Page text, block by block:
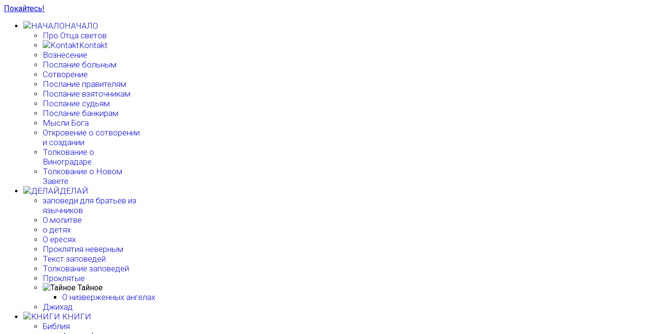
Покайтесь!
НАЧАЛО
Про Отца светов
Kontakt
Вознесение
Послание больным
Сотворение
Послание правителям
Послание взяточникам
Послание судьям
Послание банкирам
Мысли Бога
Откровение о сотворении
и создании
Толкование о
Виноградаре
Толкование о Новом
Завете
ДЕЛАЙ
заповеди для братьев из
язычников
О молитве
о детях
О ересях
Проклятия неверным
Текст заповедей
Толкование заповедей
Проклятые
Тайное
О низверженных ангелах
Джихад
КНИГИ
Библия